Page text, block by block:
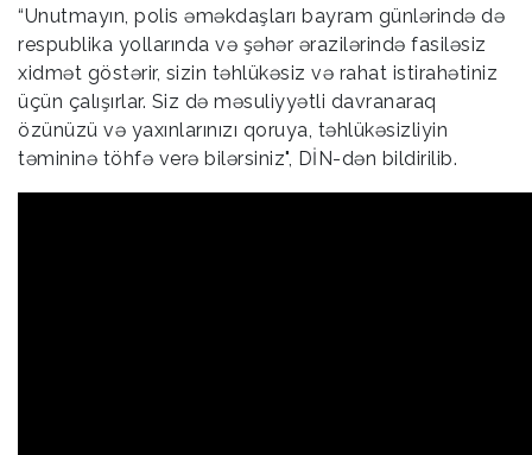
“Unutmayın, polis əməkdaşları bayram günlərində də
respublika yollarında və şəhər ərazilərində fasiləsiz
xidmət göstərir, sizin təhlükəsiz və rahat istirahətiniz
üçün çalışırlar. Siz də məsuliyyətli davranaraq
özünüzü və yaxınlarınızı qoruya, təhlükəsizliyin
təmininə töhfə verə bilərsiniz", DİN-dən bildirilib.